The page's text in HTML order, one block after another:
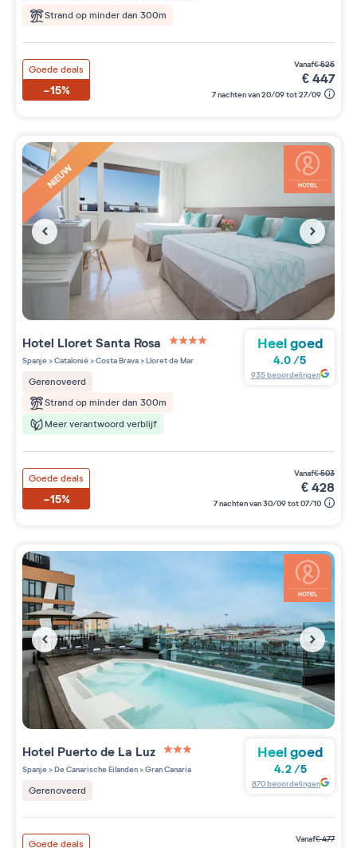
Strand op minder dan 300m
Goede deals
-15%
vanaf€525
€447
7 nachten van 20/09 tot 27/09
NIEUW
Hotel Lloret Santa Rosa
4 étoiles sur 5
Spanje>Catalonië>Costa Brava>Lloret de Mar
Gerenoveerd
Strand op minder dan 300m
Meer verantwoord verblijf
Heel goed
4.0/5
935beoordelingen
Goede deals
-15%
vanaf€503
€428
7 nachten van 30/09 tot 07/10
Hotel Puerto de La Luz
3 étoiles sur 5
Spanje>De Canarische Eilanden>Gran Canaria
Gerenoveerd
Heel goed
4.2/5
870beoordelingen
Goede deals vanaf€477